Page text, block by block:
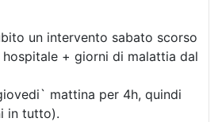
un intervento sabato scorso
+ giorni di malattia dal
mattina per 4h, quindi
in tutto).